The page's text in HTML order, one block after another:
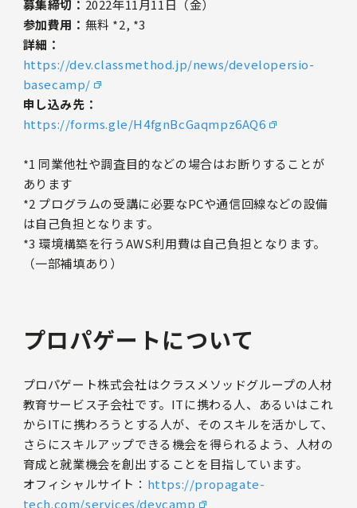
募集締切： 2022年11月11日（金）
参加費用： 無料 *2, *3
詳細：
https://dev.classmethod.jp/news/developersio-
basecamp/
申し込み先：
https://forms.gle/H4fgnBcGaqmpz6AQ6
*1 同業他社や調査目的などの場合はお断りすることが
あります
*2 プログラムの受講に必要なPCや通信回線などの設備
は自己負担となります。
*3 環境構築を行うAWS利用費は自己負担となります。
（一部補填あり）
プロパゲートについて
プロパゲート株式会社はクラスメソッドグループの人材
教育サービス子会社です。ITに携わる人、あるいはこれ
からITに携わろうとする人が、そのスキルを活かして、
さらにスキルアップできる機会を得られるよう、人材の
育成と就業機会を創出することを目指しています。
オフィシャルサイト： https://propagate-
tech.com/services/devcamp